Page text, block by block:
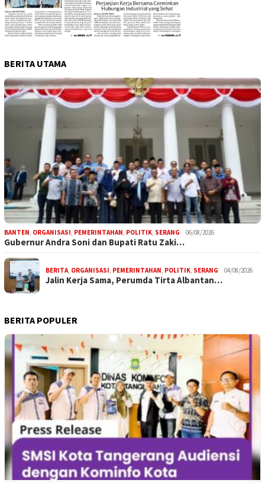
BERITA UTAMA
BANTEN, ORGANISASI, PEMERINTAHAN, POLITIK, SERANG 06/08/2026
Gubernur Andra Soni dan Bupati Ratu Zaki…
BERITA, ORGANISASI, PEMERINTAHAN, POLITIK, SERANG 04/08/2026
Jalin Kerja Sama, Perumda Tirta Albantan…
BERITA POPULER